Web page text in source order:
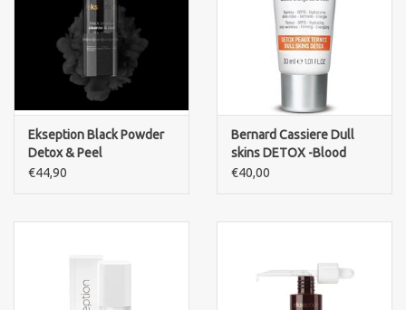
Ekseption Black Powder
Detox & Peel
€44,90
Bernard Cassiere Dull
skins DETOX -Blood
Orange EE cream
€40,00